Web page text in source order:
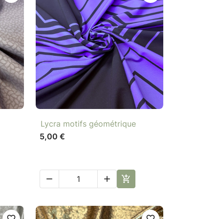
Aperçu rapide
Lycra motifs géométrique
5,00 €
  